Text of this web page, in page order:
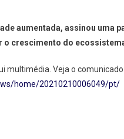
Australia
aumentada, assinou
crescimento do
multimédia. Veja o
home/20210210006049/pt/